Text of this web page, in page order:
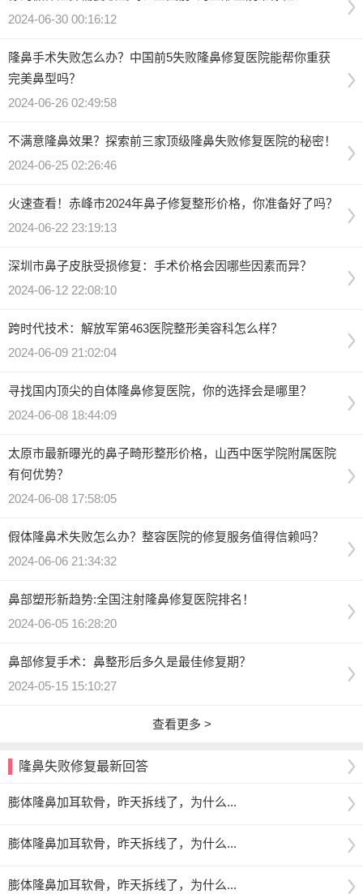
2024-06-30 00:16:12
隆鼻手术失败怎么办？中国前5失败隆鼻修复医院能帮你重获
完美鼻型吗？
2024-06-26 02:49:58
不满意隆鼻效果？探索前三家顶级隆鼻失败修复医院的秘密！
2024-06-25 02:26:46
火速查看！赤峰市2024年鼻子修复整形价格，你准备好了吗？
2024-06-22 23:19:13
深圳市鼻子皮肤受损修复：手术价格会因哪些因素而异？
2024-06-12 22:08:10
跨时代技术：解放军第463医院整形美容科怎么样？
2024-06-09 21:02:04
寻找国内顶尖的自体隆鼻修复医院，你的选择会是哪里？
2024-06-08 18:44:09
太原市最新曝光的鼻子畸形整形价格，山西中医学院附属医院
有何优势？
2024-06-08 17:58:05
假体隆鼻术失败怎么办？整容医院的修复服务值得信赖吗？
2024-06-06 21:34:32
鼻部塑形新趋势:全国注射隆鼻修复医院排名！
2024-06-05 16:28:20
鼻部修复手术：鼻整形后多久是最佳修复期？
2024-05-15 15:10:27
查看更多 >
隆鼻失败修复最新回答
膨体隆鼻加耳软骨，昨天拆线了，为什么...
膨体隆鼻加耳软骨，昨天拆线了，为什么...
膨体隆鼻加耳软骨，昨天拆线了，为什么...